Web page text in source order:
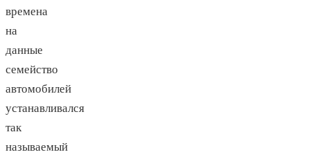
времена
на
данные
семейство
автомобилей
устанавливался
так
называемый